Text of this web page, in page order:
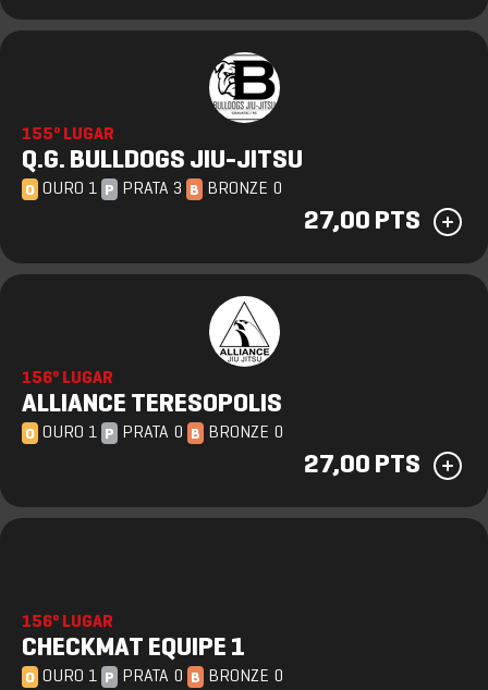
155º LUGAR
Q.G. BULLDOGS JIU-JITSU
O OURO 1 P PRATA 3 B BRONZE 0
27,00 PTS
156º LUGAR
ALLIANCE TERESOPOLIS
O OURO 1 P PRATA 0 B BRONZE 0
27,00 PTS
156º LUGAR
CHECKMAT EQUIPE 1
O OURO 1 P PRATA 0 B BRONZE 0